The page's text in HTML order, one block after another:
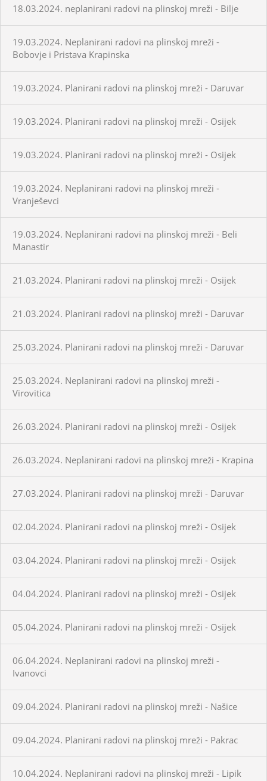
18.03.2024. neplanirani radovi na plinskoj mreži - Bilje
19.03.2024. Neplanirani radovi na plinskoj mreži -
Bobovje i Pristava Krapinska
19.03.2024. Planirani radovi na plinskoj mreži - Daruvar
19.03.2024. Planirani radovi na plinskoj mreži - Osijek
19.03.2024. Planirani radovi na plinskoj mreži - Osijek
19.03.2024. Neplanirani radovi na plinskoj mreži -
Vranješevci
19.03.2024. Neplanirani radovi na plinskoj mreži - Beli
Manastir
21.03.2024. Planirani radovi na plinskoj mreži - Osijek
21.03.2024. Planirani radovi na plinskoj mreži - Daruvar
25.03.2024. Planirani radovi na plinskoj mreži - Daruvar
25.03.2024. Neplanirani radovi na plinskoj mreži -
Virovitica
26.03.2024. Planirani radovi na plinskoj mreži - Osijek
26.03.2024. Neplanirani radovi na plinskoj mreži - Krapina
27.03.2024. Planirani radovi na plinskoj mreži - Daruvar
02.04.2024. Planirani radovi na plinskoj mreži - Osijek
03.04.2024. Planirani radovi na plinskoj mreži - Osijek
04.04.2024. Planirani radovi na plinskoj mreži - Osijek
05.04.2024. Planirani radovi na plinskoj mreži - Osijek
06.04.2024. Neplanirani radovi na plinskoj mreži -
Ivanovci
09.04.2024. Planirani radovi na plinskoj mreži - Našice
09.04.2024. Planirani radovi na plinskoj mreži - Pakrac
10.04.2024. Neplanirani radovi na plinskoj mreži - Lipik